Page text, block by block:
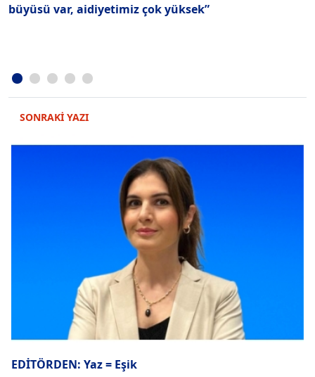
büyüsü var, aidiyetimiz çok yüksek”
SONRAKİ YAZI
EDİTÖRDEN: Yaz = Eşik